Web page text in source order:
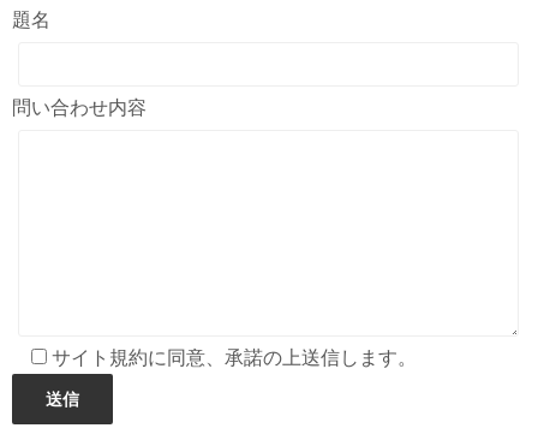
題名
問い合わせ内容
サイト規約に同意、承諾の上送信します。